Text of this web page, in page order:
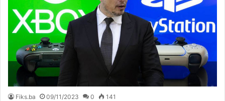
Fiks.ba 09/11/2023 0 141